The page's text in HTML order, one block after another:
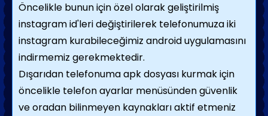
Öncelikle bunun için özel olarak geliştirilmiş
instagram id'leri değiştirilerek telefonumuza iki
instagram kurabileceğimiz android uygulamasını
indirmemiz gerekmektedir.
Dışarıdan telefonuma apk dosyası kurmak için
öncelikle telefon ayarlar menüsünden güvenlik
ve oradan bilinmeyen kaynakları aktif etmeniz